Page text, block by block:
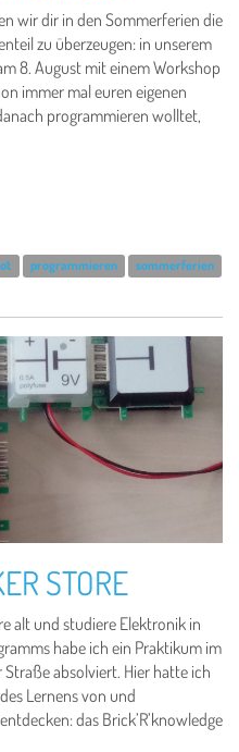
wir dir in den Sommerferien die
zu überzeugen: in unserem
8. August mit einem Workshop
immer mal euren eigenen
programmieren wolltet,
programmieren
sommerferien
STORE
alt und studiere Elektronik in
habe ich ein Praktikum im
absolviert. Hier hatte ich
Lernens von und
das Brick’R’knowledge